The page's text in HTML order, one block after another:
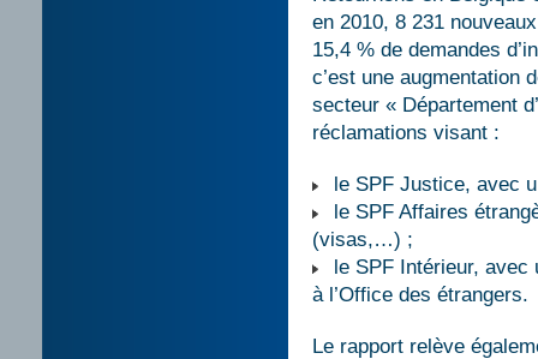
en 2010, 8 231
15,4 % de demandes
c’est une augmentation
secteur « Département
réclamations visant :
le SPF Justice, avec
le SPF Affaires
(visas,…) ;
le SPF Intérieur, avec
à l’Office des étrangers.
Le rapport relève